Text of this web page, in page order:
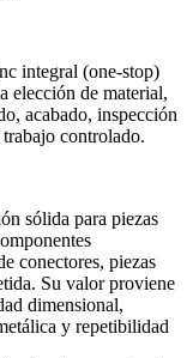
integral (one-stop)
elección de material,
acabado, inspección
controlado.
sólida para piezas
conectores, piezas
Su valor proviene
dimensional,
y repetibilidad